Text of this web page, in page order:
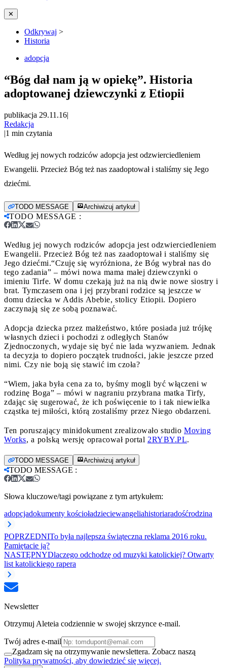
✕
Odkrywaj >
Historia
adopcja
“Bóg dał nam ją w opiekę”. Historia
adoptowanej dziewczynki z Etiopii
publikacja 29.11.16|
Redakcja
|1 min czytania
Według jej nowych rodziców adopcja jest odzwierciedleniem
Ewangelii. Przecież Bóg też nas zaadoptował i staliśmy się Jego
dziećmi.
TODO MESSAGE Archiwizuj artykuł
TODO MESSAGE :
Według jej nowych rodziców adopcja jest odzwierciedleniem
Ewangelii. Przecież Bóg też nas zaadoptował i staliśmy się
Jego dziećmi.“Czuję się wyróżniona, że Bóg wybrał nas do
tego zadania” – mówi nowa mama małej dziewczynki o
imieniu Tirfe. W domu czekają już na nią dwie nowe siostry i
brat. Tymczasem ona i jej przybrani rodzice są jeszcze w
domu dziecka w Addis Abebie, stolicy Etiopii. Dopiero
zaczynają się ze sobą poznawać.
Adopcja dziecka przez małżeństwo, które posiada już trójkę
własnych dzieci i pochodzi z odległych Stanów
Zjednoczonych, wydaje się być nie lada wyzwaniem. Jednak
ta decyzja to dopiero początek trudności, jakie jeszcze przed
nimi. Czy nie boją się stawić im czoła?
“Wiem, jaka była cena za to, byśmy mogli być włączeni w
rodzinę Boga” – mówi w nagraniu przybrana matka Tirfy,
zdając się sugerować, że ich poświęcenie to i tak niewielka
cząstka tej miłości, którą zostaliśmy przez Niego obdarzeni.
Ten poruszający minidokument zrealizowało studio Moving
Works, a polską wersję opracował portal 2RYBY.PL.
TODO MESSAGE Archiwizuj artykuł
TODO MESSAGE :
Słowa kluczowe/tagi powiązane z tym artykułem:
adopcjadokumenty kościoładzieciewangeliahistoriaradośćrodzina
POPRZEDNITo była najlepsza świąteczna reklama 2016 roku.
Pamiętacie ją?
NASTĘPNYDlaczego odchodzę od muzyki katolickiej? Otwarty
list katolickiego rapera
Newsletter
Otrzymuj Aleteia codziennie w swojej skrzynce e-mail.
Twój adres e-mail
Zgadzam się na otrzymywanie newslettera. Zobacz naszą
Polityka prywatności, aby dowiedzieć się więcej.